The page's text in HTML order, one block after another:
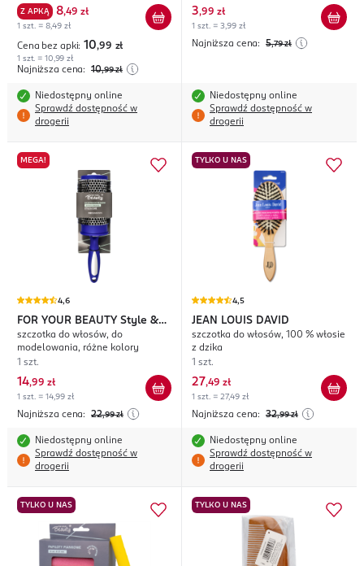
Z APKĄ 8,49 zł
1 szt. = 8,49 zł
Cena bez apki: 10,99 zł
1 szt. = 10,99 zł
Najniższa cena: 10,99 zł
Niedostępny online
Sprawdź dostępność w
drogerii
3,99 zł
1 szt. = 3,99 zł
Najniższa cena: 5,79 zł
Niedostępny online
Sprawdź dostępność w
drogerii
MEGA!
4,6
FOR YOUR BEAUTY Style &
Care
szczotka do włosów, do
modelowania, różne kolory
1 szt.
14,99 zł
1 szt. = 14,99 zł
Najniższa cena: 22,99 zł
Niedostępny online
Sprawdź dostępność w
drogerii
TYLKO U NAS
4,5
JEAN LOUIS DAVID
szczotka do włosów, 100 % włosie
z dzika
1 szt.
27,49 zł
1 szt. = 27,49 zł
Najniższa cena: 32,99 zł
Niedostępny online
Sprawdź dostępność w
drogerii
TYLKO U NAS TYLKO U NAS